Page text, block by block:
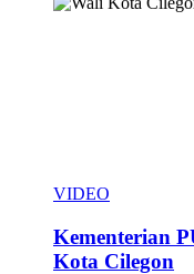
VIDEO
Kementerian
Kota Cilegon